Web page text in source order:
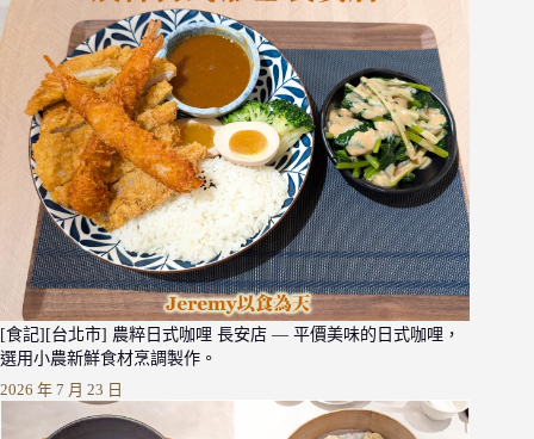
[食記][台北市] 農粹日式咖哩 長安店 — 平價美味的日式咖哩，
選用小農新鮮食材烹調製作。
2026 年 7 月 23 日